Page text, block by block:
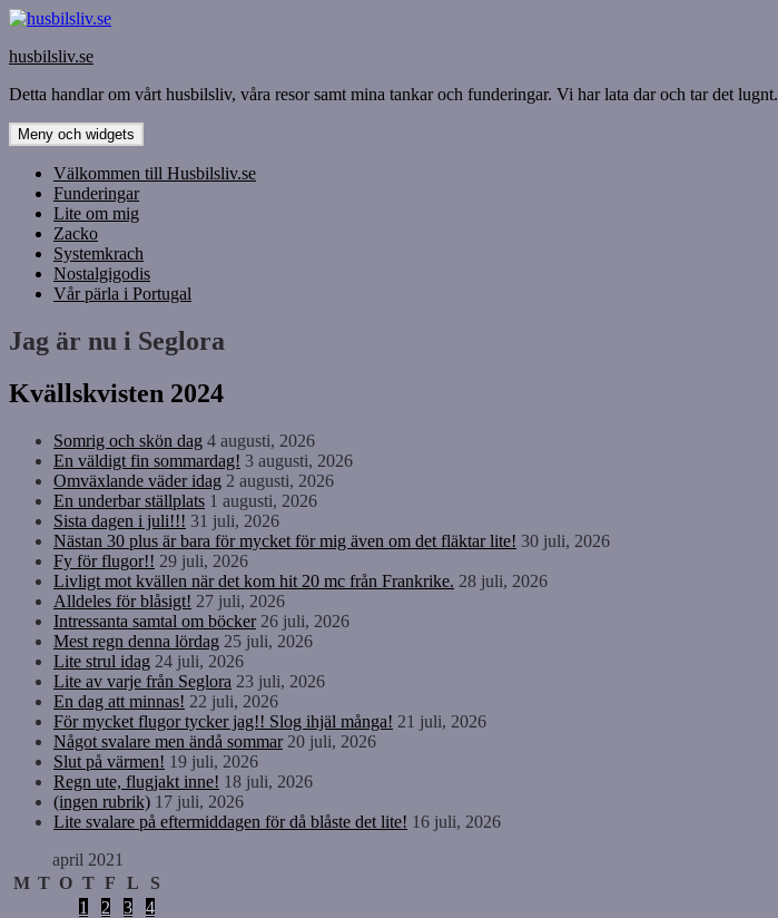
Hoppa
innehåll
husbilsliv.se
Detta handlar om vårt husbilsliv, våra resor samt mina tankar och funderingar. Vi har lata dar och tar det lugnt.
Meny och widgets
Välkommen till Husbilsliv.se
Funderingar
Lite om mig
Zacko
Systemkrach
Nostalgigodis
Vår pärla i Portugal
Jag är nu i Seglora
Kvällskvisten 2024
Somrig och skön dag 4 augusti, 2026
En väldigt fin sommardag! 3 augusti, 2026
Omväxlande väder idag 2 augusti, 2026
En underbar ställplats 1 augusti, 2026
Sista dagen i juli!!! 31 juli, 2026
Nästan 30 plus är bara för mycket för mig även om det fläktar lite! 30 juli, 2026
Fy för flugor!! 29 juli, 2026
Livligt mot kvällen när det kom hit 20 mc från Frankrike. 28 juli, 2026
Alldeles för blåsigt! 27 juli, 2026
Intressanta samtal om böcker 26 juli, 2026
Mest regn denna lördag 25 juli, 2026
Lite strul idag 24 juli, 2026
Lite av varje från Seglora 23 juli, 2026
En dag att minnas! 22 juli, 2026
För mycket flugor tycker jag!! Slog ihjäl många! 21 juli, 2026
Något svalare men ändå sommar 20 juli, 2026
Slut på värmen! 19 juli, 2026
Regn ute, flugjakt inne! 18 juli, 2026
(ingen rubrik) 17 juli, 2026
Lite svalare på eftermiddagen för då blåste det lite! 16 juli, 2026
april 2021
M T O T F L
S
1
2 3
4